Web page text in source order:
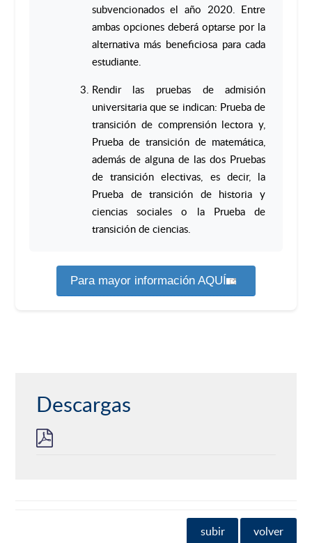
subvencionados el año 2020. Entre
ambas opciones deberá optarse por la
alternativa más beneficiosa para cada
estudiante.
Rendir las pruebas de admisión
universitaria que se indican: Prueba de
transición de comprensión lectora y,
Prueba de transición de matemática,
además de alguna de las dos Pruebas
de transición electivas, es decir, la
Prueba de transición de historia y
ciencias sociales o la Prueba de
transición de ciencias.
Para mayor información AQUÍ
Descargas
subir volver